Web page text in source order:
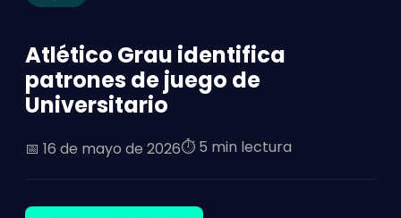
Atlético Grau identifica
patrones de juego de
Universitario
📅 16 de mayo de 2026⏱️ 5 min lectura